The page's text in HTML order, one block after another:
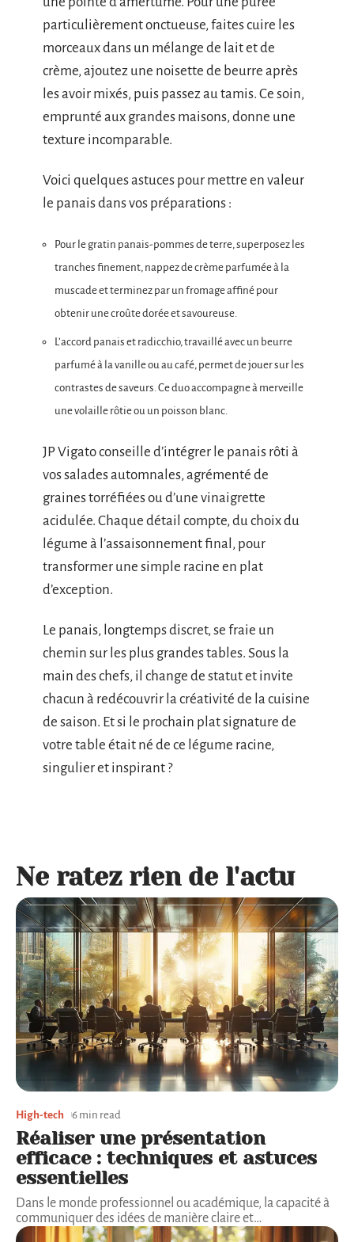
particulièrement onctueuse, faites cuire les
morceaux dans un mélange de lait et de
crème, ajoutez une noisette de beurre après
les avoir mixés, puis passez au tamis. Ce soin,
emprunté aux grandes maisons, donne une
texture incomparable.
Voici quelques astuces pour mettre en valeur
le panais dans vos préparations :
Pour le gratin panais-pommes de terre, superposez les
tranches finement, nappez de crème parfumée à la
muscade et terminez par un fromage affiné pour
obtenir une croûte dorée et savoureuse.
L’accord panais et radicchio, travaillé avec un beurre
parfumé à la vanille ou au café, permet de jouer sur les
contrastes de saveurs. Ce duo accompagne à merveille
une volaille rôtie ou un poisson blanc.
JP Vigato conseille d’intégrer le panais rôti à
vos salades automnales, agrémenté de
graines torréfiées ou d’une vinaigrette
acidulée. Chaque détail compte, du choix du
légume à l’assaisonnement final, pour
transformer une simple racine en plat
d’exception.
Le panais, longtemps discret, se fraie un
chemin sur les plus grandes tables. Sous la
main des chefs, il change de statut et invite
chacun à redécouvrir la créativité de la cuisine
de saison. Et si le prochain plat signature de
votre table était né de ce légume racine,
singulier et inspirant ?
Ne ratez rien de l'actu
High-tech 6 min read
Réaliser une présentation
efficace : techniques et astuces
essentielles
Dans le monde professionnel ou académique, la capacité à
communiquer des idées de manière claire et…